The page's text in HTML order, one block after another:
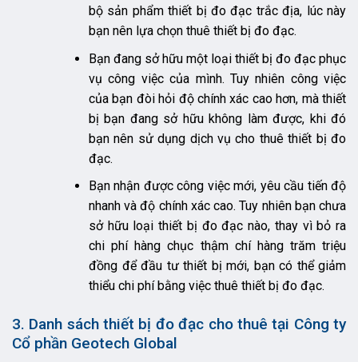
bộ sản phẩm thiết bị đo đạc trắc địa, lúc này
bạn nên lựa chọn thuê thiết bị đo đạc.
Bạn đang sở hữu một loại thiết bị đo đạc phục
vụ công việc của mình. Tuy nhiên công việc
của bạn đòi hỏi độ chính xác cao hơn, mà thiết
bị bạn đang sở hữu không làm được, khi đó
bạn nên sử dụng dịch vụ cho thuê thiết bị đo
đạc.
Bạn nhận được công việc mới, yêu cầu tiến độ
nhanh và độ chính xác cao. Tuy nhiên bạn chưa
sở hữu loại thiết bị đo đạc nào, thay vì bỏ ra
chi phí hàng chục thậm chí hàng trăm triệu
đồng để đầu tư thiết bị mới, bạn có thể giảm
thiểu chi phí bằng việc thuê thiết bị đo đạc.
3. Danh sách thiết bị đo đạc cho thuê tại Công ty
Cổ phần Geotech Global